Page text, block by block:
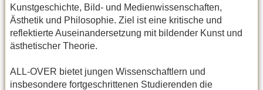
Kunstgeschichte, Bild- und Medienwissenschaften,
Ästhetik und Philosophie. Ziel ist eine kritische und
reflektierte Auseinandersetzung mit bildender Kunst und
ästhetischer Theorie.
ALL-OVER bietet jungen Wissenschaftlern und
insbesondere fortgeschrittenen Studierenden die